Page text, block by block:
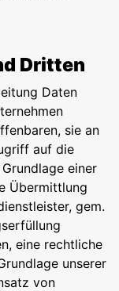
Dritten
Daten
sie an
auf die
einer
Übermittlung
gem.
eine rechtliche
unserer
von